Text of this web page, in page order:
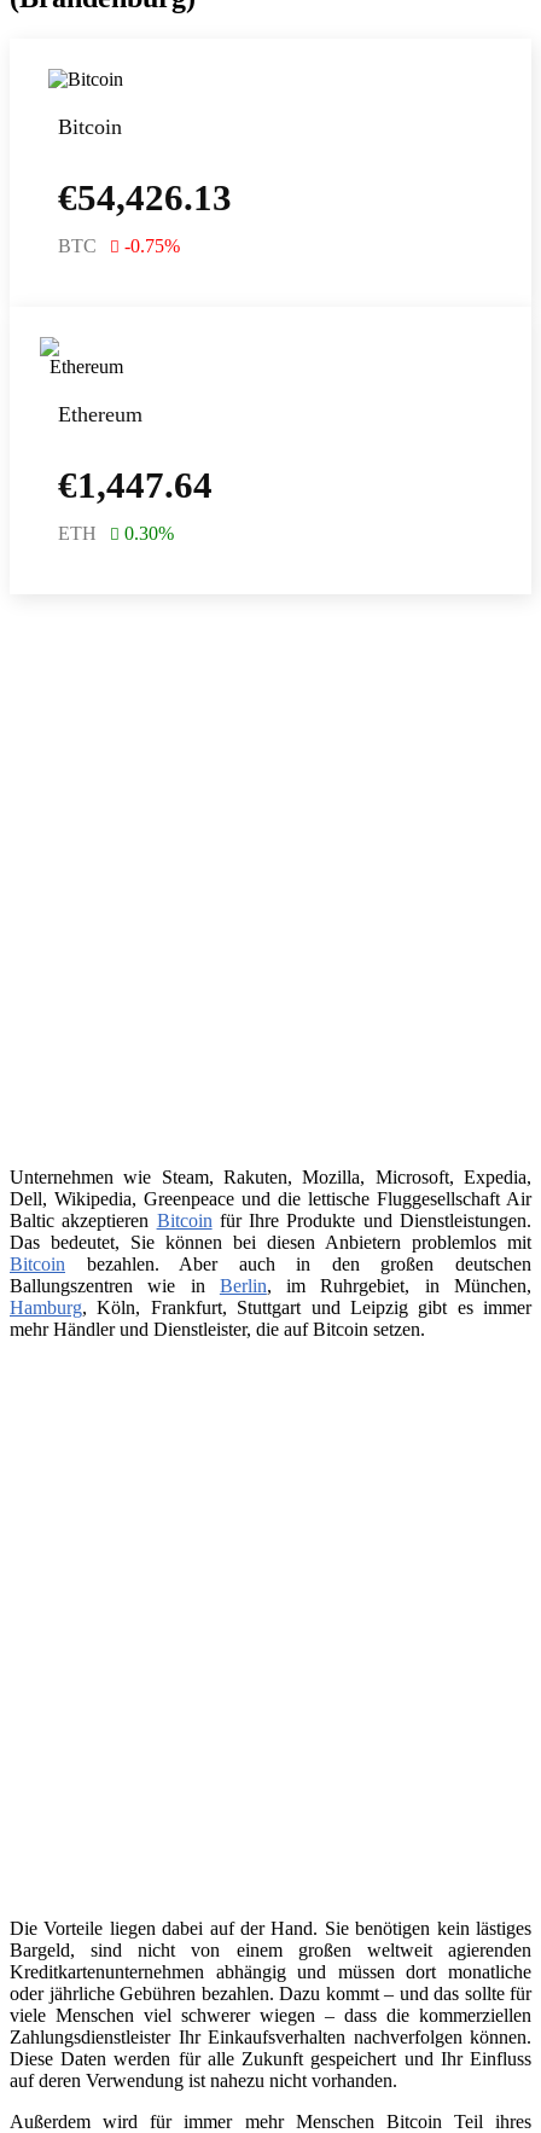
Bitcoin
€54,426.13
BTC -0.75%
Ethereum
€1,447.64
ETH 0.30%
Unternehmen wie Steam, Rakuten, Mozilla, Microsoft, Expedia,
Dell, Wikipedia, Greenpeace und die lettische Fluggesellschaft Air
Baltic akzeptieren Bitcoin für Ihre Produkte und Dienstleistungen.
Das bedeutet, Sie können bei diesen Anbietern problemlos mit
Bitcoin bezahlen. Aber auch in den großen deutschen
Ballungszentren wie in Berlin, im Ruhrgebiet, in München,
Hamburg, Köln, Frankfurt, Stuttgart und Leipzig gibt es immer
mehr Händler und Dienstleister, die auf Bitcoin setzen.
Die Vorteile liegen dabei auf der Hand. Sie benötigen kein lästiges
Bargeld, sind nicht von einem großen weltweit agierenden
Kreditkartenunternehmen abhängig und müssen dort monatliche
oder jährliche Gebühren bezahlen. Dazu kommt – und das sollte für
viele Menschen viel schwerer wiegen – dass die kommerziellen
Zahlungsdienstleister Ihr Einkaufsverhalten nachverfolgen können.
Diese Daten werden für alle Zukunft gespeichert und Ihr Einfluss
auf deren Verwendung ist nahezu nicht vorhanden.
Außerdem wird für immer mehr Menschen Bitcoin Teil ihres